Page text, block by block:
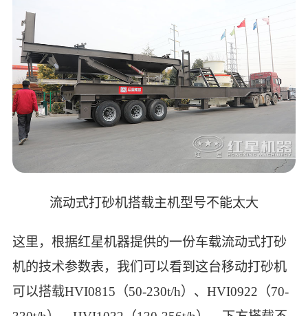
流动式打砂机搭载主机型号不能太大
这里，根据红星机器提供的一份车载流动式打砂
机的技术参数表，我们可以看到这台移动打砂机
可以搭载HVI0815（50-230t/h）、HVI0922（70-